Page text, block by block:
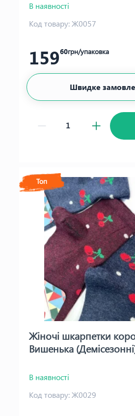
В наявності
Код товару:Ж0057
15960грн/упаковка
Швидке
Топ
Жіночі шкарпетки
Вишенька
В наявності
Код товару:Ж0029